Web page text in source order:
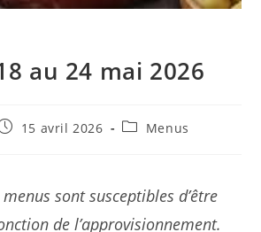
au 24 mai 2026
15 avril 2026 Menus
sont susceptibles d’être
de l’approvisionnement.